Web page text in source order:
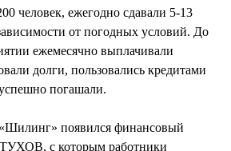
человек, ежегодно сдавали 5-13
от погодных условий. До
ежемесячно выплачивали
долги, пользовались кредитами
погашали.
появился финансовый
с которым работники